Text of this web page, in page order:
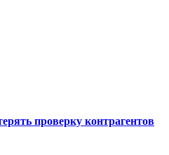
проверку контрагентов